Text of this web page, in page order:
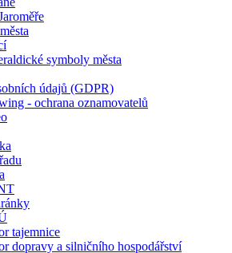
symboly města
údajů (GDPR)
- ochrana oznamovatelů
tajemnice
dopravy a silničního hospodářství